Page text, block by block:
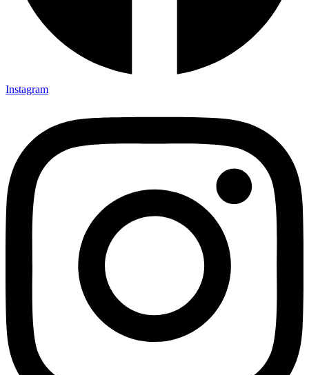
Instagram